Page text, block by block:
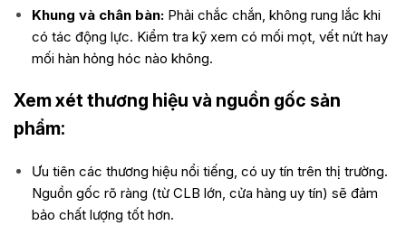
Khung và chân bàn:Phải chắc chắn, không rung lắc khi
có tác động lực. Kiểm tra kỹ xem có mối mọt, vết nứt hay
mối hàn hỏng hóc nào không.
Xem xét thương hiệu và nguồn gốc sản
phẩm:
Ưu tiên các thương hiệu nổi tiếng, có uy tín trên thị trường.
Nguồn gốc rõ ràng (từ CLB lớn, cửa hàng uy tín) sẽ đảm
bảo chất lượng tốt hơn.